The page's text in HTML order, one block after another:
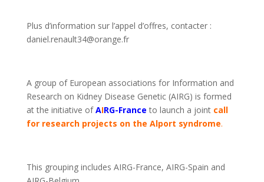
Plus d’information sur l’appel d’offres, contacter :
daniel.renault34@orange.fr
A group of European associations for Information and
Research on Kidney Disease Genetic (AIRG) is formed
at the initiative ofAIRG-France to launch a joint call
for research projects on the Alport syndrome.
This grouping includes AIRG-France, AIRG-Spain and